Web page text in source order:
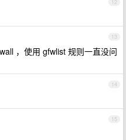
12
13
，使用 gfwlist 规则一直没问
14
15